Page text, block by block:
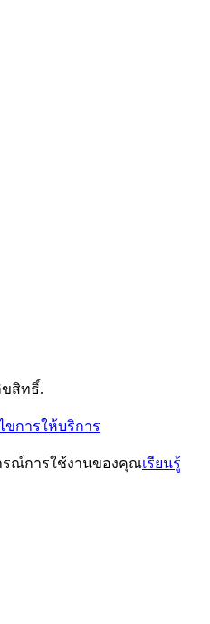
ขสิทธิ์.
ขการให้บริการ
รณ์การใช้งานของคุณเรียนรู้